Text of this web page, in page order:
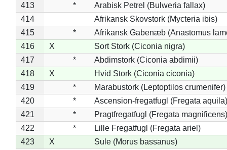
413
*
Arabisk Petrel (Bulweria fallax)
414
Afrikansk Skovstork (Mycteria ibis)
415
*
Afrikansk Gabenæb (Anastomus
416
X
Sort Stork (Ciconia nigra)
417
*
Abdimstork (Ciconia abdimii)
418
X
Hvid Stork (Ciconia ciconia)
419
*
Marabustork (Leptoptilos crumenifer)
420
*
Ascension-fregatfugl (Fregata aquila)
421
*
Pragtfregatfugl (Fregata magnificens)
422
*
Lille Fregatfugl (Fregata ariel)
423
X
Sule (Morus bassanus)